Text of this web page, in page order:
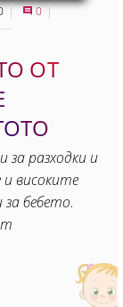
0
ОТ
разходки и
високите
бебето.